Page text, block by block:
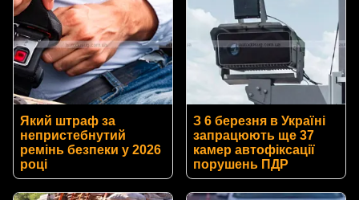
Який штраф за
непристебнутий
ремінь безпеки у 2026
році
З 6 березня в Україні
запрацюють ще 37
камер автофіксації
порушень ПДР